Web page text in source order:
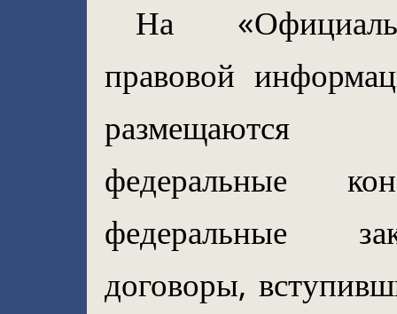
На
правовой
размещаются
федеральные
федеральные
договоры,